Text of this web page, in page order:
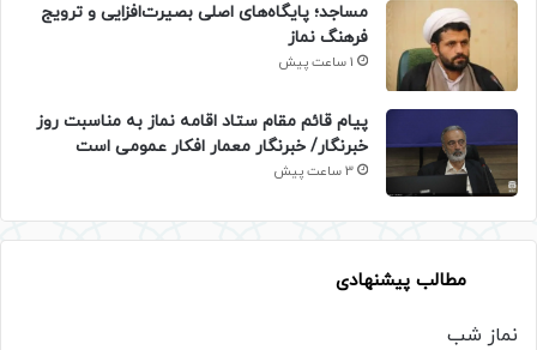
​مساجد؛ پایگاه‌های اصلی بصیرت‌افزایی و ترویج
فرهنگ نماز
1 ساعت پیش
پیام قائم مقام ستاد اقامه نماز به مناسبت روز
خبرنگار/ خبرنگار معمار افکار عمومی است
3 ساعت پیش
مطالب پیشنهادی
نماز شب